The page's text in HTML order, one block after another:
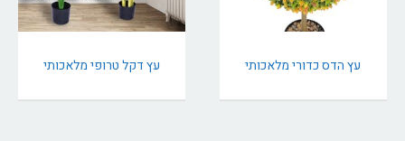
עץ הדס כדורי מלאכותי עץ דקל טרופי מלאכותי